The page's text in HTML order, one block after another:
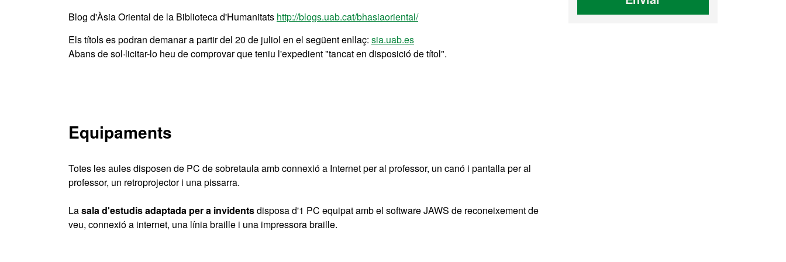
Blog d'Àsia Oriental de la Biblioteca d'Humanitats http://blogs.uab.cat/bhasiaoriental/
Els títols es podran demanar a partir del 20 de juliol en el següent enllaç: sia.uab.es
Abans de sol·licitar-lo heu de comprovar que teniu l'expedient "tancat en disposició de títol".
Equipaments
Totes les aules disposen de PC de sobretaula amb connexió a Internet per al professor, un canó i pantalla per al
professor, un retroprojector i una pissarra.
Lasala d'estudis adaptada per a invidentsdisposa d'1 PC equipat amb el software JAWS de reconeixement de
veu, connexió a internet, una línia braille i una impressora braille.